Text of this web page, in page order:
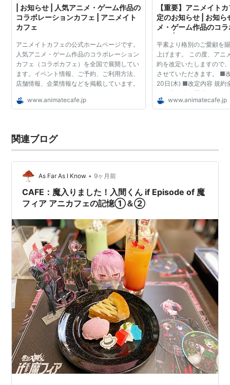
| お知らせ | 人気アニメ・ゲーム作品の
コラボレーションカフェ | アニメイト
カフェ
アニメイトカフェの公式ホームページです。
人気アニメ・ゲーム作品のコラボレーション
カフェ（コラボカフェ）を全国で展開してい
ます。イベント情報、ご予約、ご利用方法、
店舗情報、企業情報などを掲載しています。
www.animatecafe.jp
【重要】アニメイト
定のお知らせ | お知ら
メ・ゲーム作品のコ
平素より格別のご愛顧を
上げます。 この度、アニ
約を改定いたしますので
させていただきます。 ■
20日(木) ■改定内容 規約
し、全21条へ再編いた
れる規約および条文 ・第
www.animatecafe.jp
関連ブログ
As Far As I Know • 9ヶ月前
CAFE：魔入りました！入間くん if Episode of 魔
フィア アニカフェの記憶①＆②